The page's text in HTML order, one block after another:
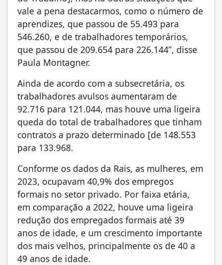
vale a pena destacarmos, como o número de
aprendizes, que passou de 55.493 para
546.260, e de trabalhadores temporários,
que passou de 209.654 para 226.144”, disse
Paula Montagner.
Ainda de acordo com a subsecretária, os
trabalhadores avulsos aumentaram de
92.716 para 121.044, mas houve uma ligeira
queda do total de trabalhadores que tinham
contratos a prazo determinado [de 148.553
para 133.968.
Conforme os dados da Rais, as mulheres, em
2023, ocupavam 40,9% dos empregos
formais no setor privado. Por faixa etária,
em comparação a 2022, houve uma ligeira
redução dos empregados formais até 39
anos de idade, e um crescimento importante
dos mais velhos, principalmente os de 40 a
49 anos de idade.